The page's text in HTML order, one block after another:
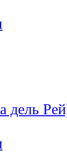
дель